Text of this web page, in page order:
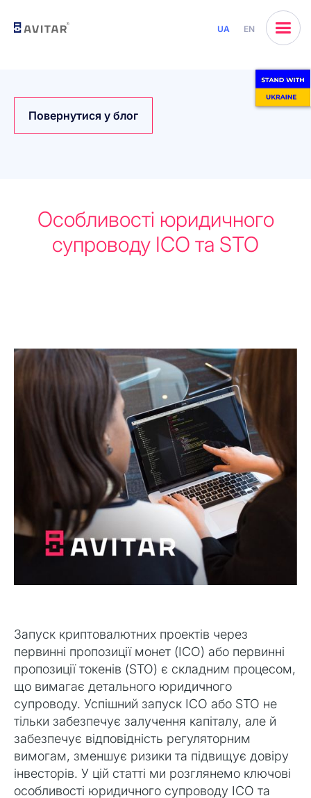
UA EN
Повернутися у блог
Особливості юридичного
супроводу ICO та STO
Запуск криптовалютних проектів через
первинні пропозиції монет (ICO) або первинні
пропозиції токенів (STO) є складним процесом,
що вимагає детального юридичного
супроводу. Успішний запуск ICO або STO не
тільки забезпечує залучення капіталу, але й
забезпечує відповідність регуляторним
вимогам, зменшує ризики та підвищує довіру
інвесторів. У цій статті ми розглянемо ключові
особливості юридичного супроводу ICO та